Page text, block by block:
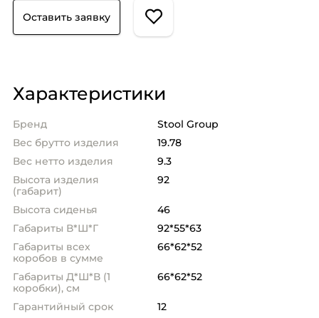
Оставить заявку
Характеристики
Бренд
Stool Group
Вес брутто изделия
19.78
Вес нетто изделия
9.3
Высота изделия
(габарит)
92
Высота сиденья
46
Габариты В*Ш*Г
92*55*63
Габариты всех
коробов в сумме
66*62*52
Габариты Д*Ш*В (1
коробки), см
66*62*52
Гарантийный срок
12